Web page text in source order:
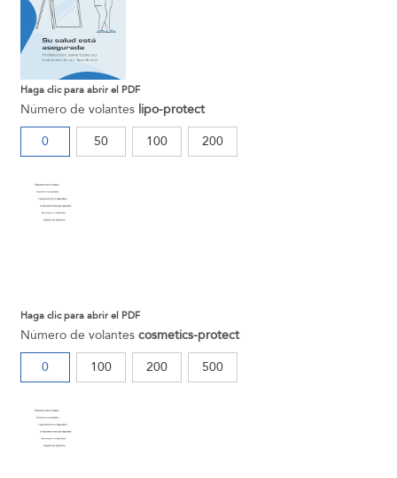
Haga clic para abrir el PDF
Número de volantes lipo-protect
0
50 100 200
Haga clic para abrir el PDF
Número de volantes cosmetics-protect
0
100 200 500